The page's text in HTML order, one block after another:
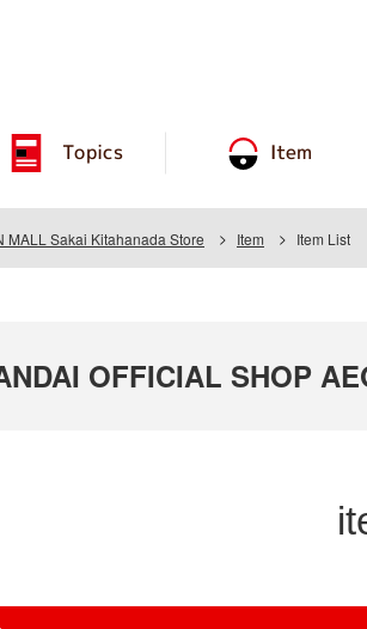
Topics Item
MALL Sakai Kitahanada Store Item Item List
OFFICIAL SHOP